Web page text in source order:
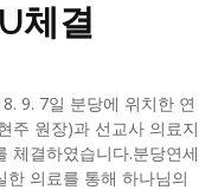
체결
9. 7일 분당에 위치한 연
주 원장)과 선교사 의료지
체결하였습니다.분당연세
한 의료를 통해 하나님의